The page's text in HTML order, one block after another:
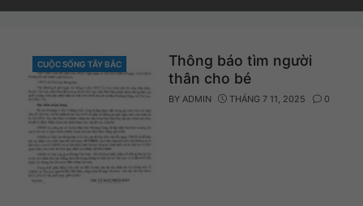
CATEGORIES
CUỘC SỐNG TÂY BẮC
Thông báo tìm người
thân cho bé
BY ADMIN THÁNG 7 11, 2025 0